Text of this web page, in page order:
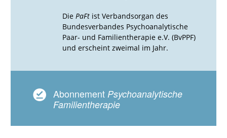
Die PaFtist Verbandsorgan des
Bundesverbandes Psychoanalytische
Paar- und Familientherapie e.V. (BvPPF)
und erscheint zweimal im Jahr.
Abonnement Psychoanalytische
Familientherapie